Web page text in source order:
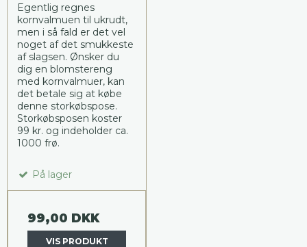
Egentlig regnes
kornvalmuen til ukrudt,
men i så fald er det vel
noget af det smukkeste
af slagsen. Ønsker du
dig en blomstereng
med kornvalmuer, kan
det betale sig at købe
denne storkøbspose.
Storkøbsposen koster
99 kr. og indeholder ca.
1000 frø.
På lager
99,00 DKK
VIS PRODUKT